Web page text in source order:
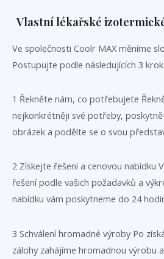
Vlastní lékařské
Ve společnosti Coolr MAX měníme
Postupujte podle následujících 3
1 Řekněte nám, co potřebujete
nejkonkrétněji své potřeby,
obrázek a podělte se o svou
2 Získejte řešení a cenovou nabídku
řešení podle vašich požadavků a
nabídku vám poskytneme do 24
3 Schválení hromadné výroby Po
zálohy zahájíme hromadnou výrobu